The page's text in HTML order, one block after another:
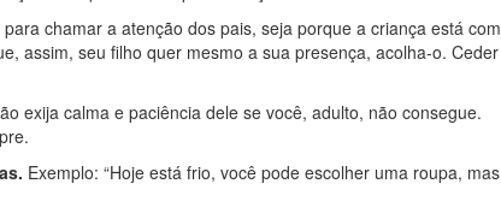
chamar a atenção dos pais, seja porque a criança está com
assim, seu filho quer mesmo a sua presença, acolha-o. Ceder
exija calma e paciência dele se você, adulto, não consegue.
Exemplo: “Hoje está frio, você pode escolher uma roupa, mas